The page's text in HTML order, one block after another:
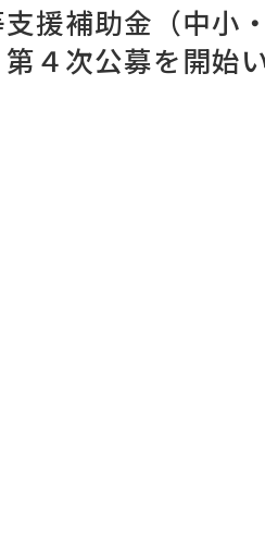
援補助金（中小
４次公募を開始